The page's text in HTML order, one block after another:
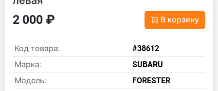
2 000 ₽ В корзину
Код товара:
#38612
Марка:
SUBARU
Модель:
FORESTER